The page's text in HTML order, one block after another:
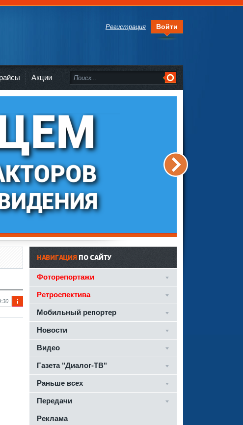
Регистрация Войти
Акции
фо
НАВИГАЦИЯПО САЙТУ
Фоторепортажи
Ретроспектива
Мобильный репортер
Новости
Видео
Газета "Диалог-ТВ"
Раньше всех
Передачи
Реклама